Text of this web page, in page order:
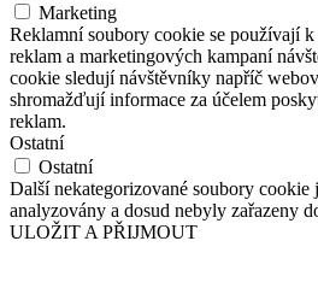
Marketing
Reklamní soubory cookie se používají
reklam a marketingových kampaní
cookie sledují návštěvníky napříč
shromažďují informace za účelem
reklam.
Ostatní
Ostatní
Další nekategorizované soubory cookie
analyzovány a dosud nebyly zařazeny
ULOŽIT A PŘIJMOUT